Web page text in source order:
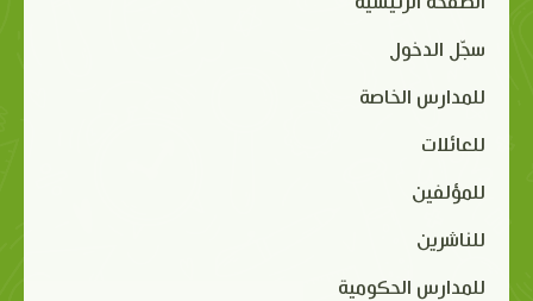
سجّل الدخول
للمدارس الخاصة
للعائلات
للمؤلفين
للناشرين
للمدارس الحكومية